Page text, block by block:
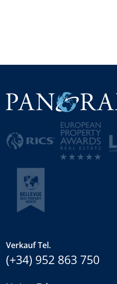
Verkauf Tel.
(+34) 952 863 750